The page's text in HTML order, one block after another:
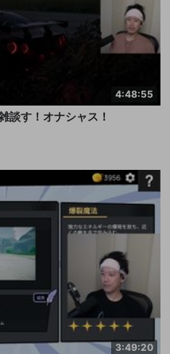
4:48:55
す！オナシャス！
3:49:20